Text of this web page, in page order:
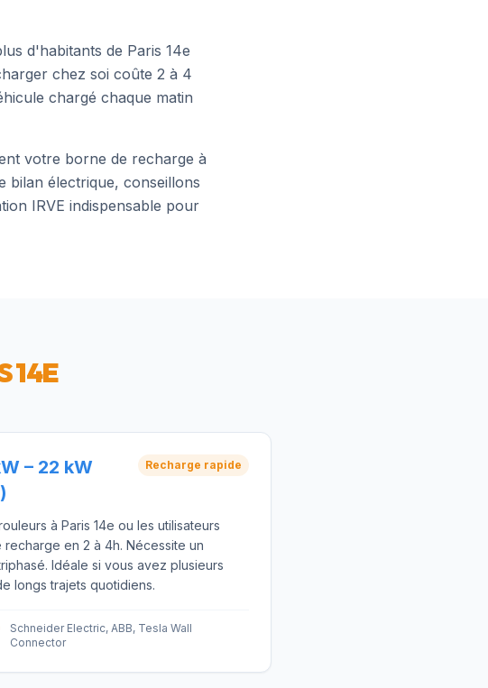
d'habitants de Paris 14e
chez soi coûte 2 à 4
chargé chaque matin
votre borne de recharge à
bilan électrique, conseillons
IRVE indispensable pour
14E
– 22 kW
Recharge rapide
à Paris 14e ou les utilisateurs
recharge en 2 à 4h. Nécessite un
Idéale si vous avez plusieurs
longs trajets quotidiens.
Schneider Electric, ABB, Tesla Wall
Connector